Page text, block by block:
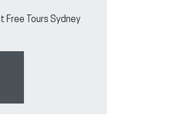
Free Tours Sydney